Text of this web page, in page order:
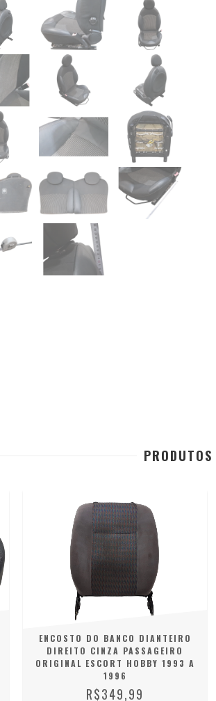
ENCOSTO DO BANCO DIANTEIRO
DIREITO CINZA PASSAGEIRO
ORIGINAL ESCORT HOBBY 1993 A
1996
R$349,99